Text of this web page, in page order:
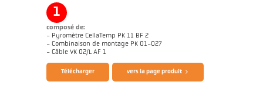
1
composé de:
- Pyromètre CellaTemp PK 11 BF 2
- Combinaison de montage PK 01-027
- Câble VK 02/L AF 1
Télécharger vers la page produit